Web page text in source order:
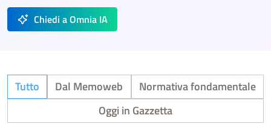
Chiedi a Omnia IA
Tutto Dal Memoweb
Normativa fondamentale
Oggi in Gazzetta